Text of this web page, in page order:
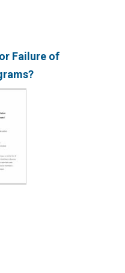
Failure of